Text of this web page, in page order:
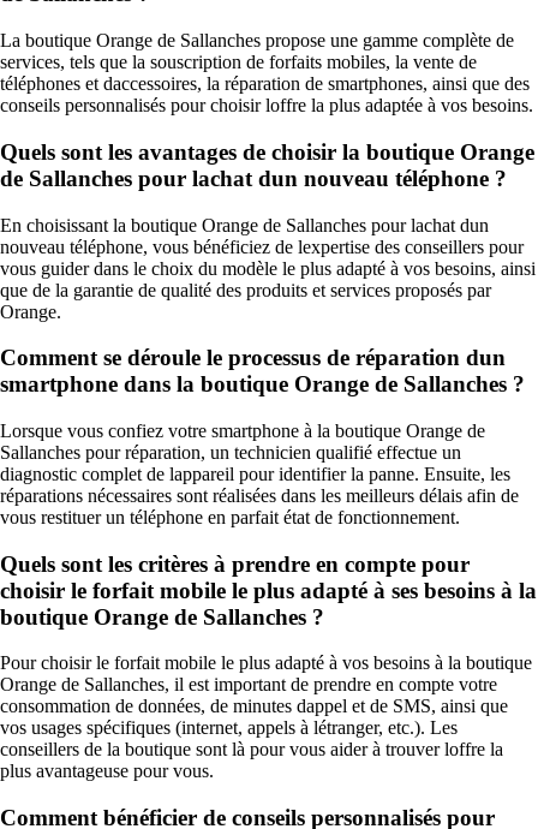
La boutique Orange de Sallanches propose une gamme complète de
services, tels que la souscription de forfaits mobiles, la vente de
téléphones et daccessoires, la réparation de smartphones, ainsi que des
conseils personnalisés pour choisir loffre la plus adaptée à vos besoins.
Quels sont les avantages de choisir la boutique Orange
de Sallanches pour lachat dun nouveau téléphone ?
En choisissant la boutique Orange de Sallanches pour lachat dun
nouveau téléphone, vous bénéficiez de lexpertise des conseillers pour
vous guider dans le choix du modèle le plus adapté à vos besoins, ainsi
que de la garantie de qualité des produits et services proposés par
Orange.
Comment se déroule le processus de réparation dun
smartphone dans la boutique Orange de Sallanches ?
Lorsque vous confiez votre smartphone à la boutique Orange de
Sallanches pour réparation, un technicien qualifié effectue un
diagnostic complet de lappareil pour identifier la panne. Ensuite, les
réparations nécessaires sont réalisées dans les meilleurs délais afin de
vous restituer un téléphone en parfait état de fonctionnement.
Quels sont les critères à prendre en compte pour
choisir le forfait mobile le plus adapté à ses besoins à la
boutique Orange de Sallanches ?
Pour choisir le forfait mobile le plus adapté à vos besoins à la boutique
Orange de Sallanches, il est important de prendre en compte votre
consommation de données, de minutes dappel et de SMS, ainsi que
vos usages spécifiques (internet, appels à létranger, etc.). Les
conseillers de la boutique sont là pour vous aider à trouver loffre la
plus avantageuse pour vous.
Comment bénéficier de conseils personnalisés pour